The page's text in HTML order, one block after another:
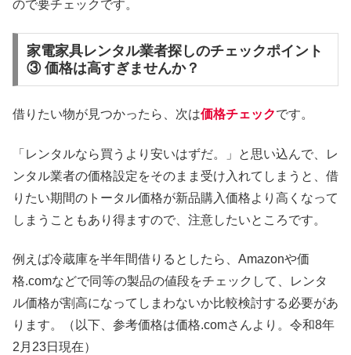
ので要チェックです。
家電家具レンタル業者探しのチェックポイント
③ 価格は高すぎませんか？
借りたい物が見つかったら、次は価格チェックです。
「レンタルなら買うより安いはずだ。」と思い込んで、レ
ンタル業者の価格設定をそのまま受け入れてしまうと、借
りたい期間のトータル価格が新品購入価格より高くなって
しまうこともあり得ますので、注意したいところです。
例えば冷蔵庫を半年間借りるとしたら、Amazonや価
格.comなどで同等の製品の値段をチェックして、レンタ
ル価格が割高になってしまわないか比較検討する必要があ
ります。（以下、参考価格は価格.comさんより。令和8年
2月23日現在）